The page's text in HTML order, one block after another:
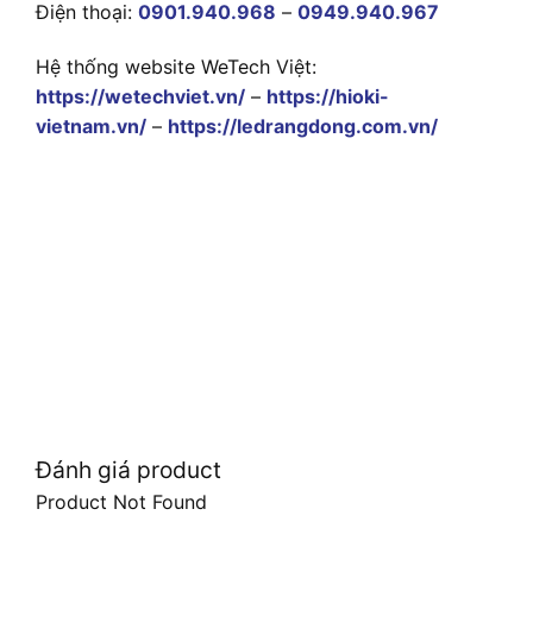
Điện thoại: 0901.940.968 – 0949.940.967
Hệ thống website WeTech Việt:
https://wetechviet.vn/ – https://hioki-
vietnam.vn/ – https://ledrangdong.com.vn/
Đánh giá product
Product Not Found